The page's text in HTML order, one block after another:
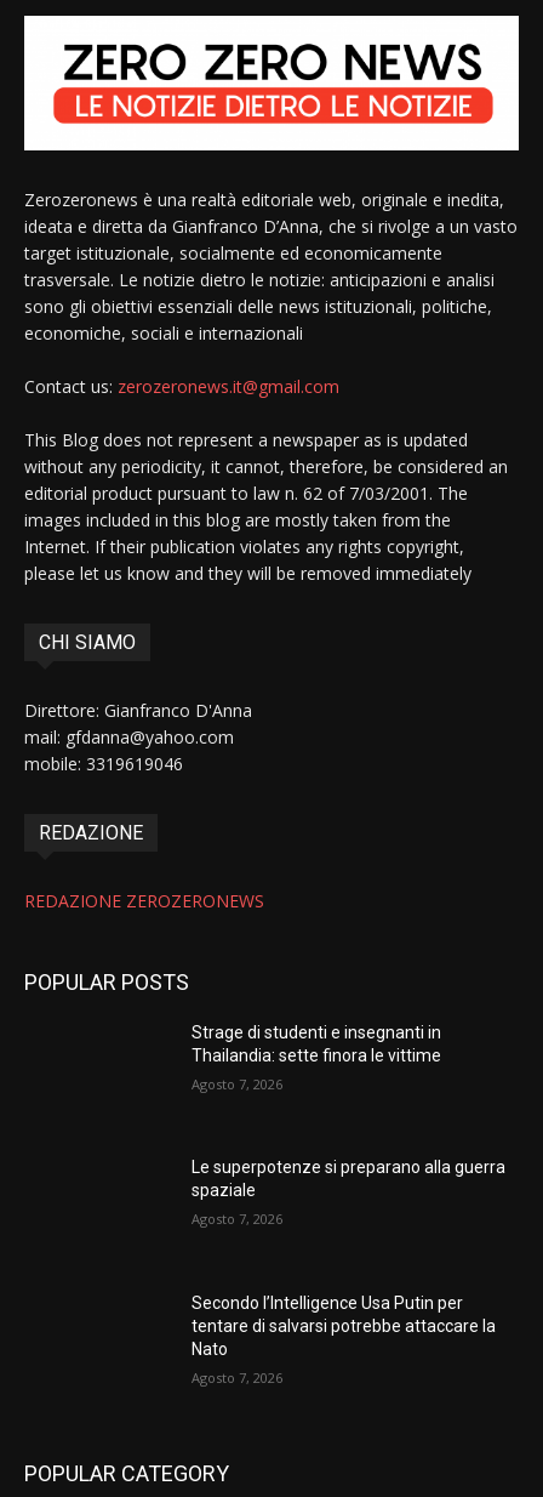
Zerozeronews è una realtà editoriale web, originale e inedita,
ideata e diretta da Gianfranco D’Anna, che si rivolge a un vasto
target istituzionale, socialmente ed economicamente
trasversale. Le notizie dietro le notizie: anticipazioni e analisi
sono gli obiettivi essenziali delle news istituzionali, politiche,
economiche, sociali e internazionali
Contact us: zerozeronews.it@gmail.com
This Blog does not represent a newspaper as is updated
without any periodicity, it cannot, therefore, be considered an
editorial product pursuant to law n. 62 of 7/03/2001. The
images included in this blog are mostly taken from the
Internet. If their publication violates any rights copyright,
please let us know and they will be removed immediately
CHI SIAMO
Direttore: Gianfranco D'Anna
mail: gfdanna@yahoo.com
mobile: 3319619046
REDAZIONE
REDAZIONE ZEROZERONEWS
POPULAR POSTS
Strage di studenti e insegnanti in
Thailandia: sette finora le vittime
Agosto 7, 2026
Le superpotenze si preparano alla guerra
spaziale
Agosto 7, 2026
Secondo l’Intelligence Usa Putin per
tentare di salvarsi potrebbe attaccare la
Nato
Agosto 7, 2026
POPULAR CATEGORY